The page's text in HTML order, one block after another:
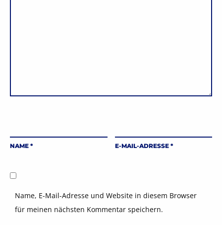
NAME * E-MAIL-ADRESSE *
Name, E-Mail-Adresse und Website in diesem Browser
für meinen nächsten Kommentar speichern.